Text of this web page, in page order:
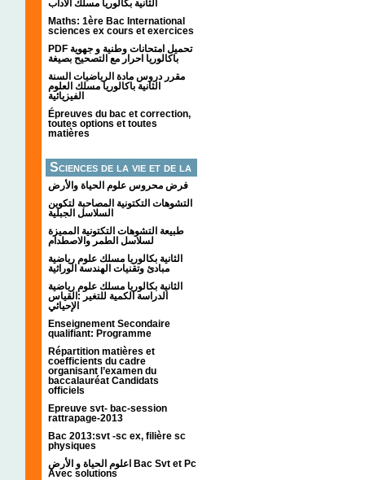
الثانية بكالوريا مسلك الآداب
Maths: 1ère Bac International
sciences ex cours et exercices
PDF تحميل امتحانات وطنية و جهوية
باكالوريا احرار مع التصحيح بصيغة
مقرر دروس مادة الرياضيات السنة
الثانية باكالوريا مسلك العلوم
الفيزيائية
Épreuves du bac et correction,
toutes options et toutes
matières
Sciences de la vie et de la
terre
فرض محروس علوم الحياة والأرض
التشوهات التكتونیة المصاحبة لتكوین
السلاسل الجبلیة
طبيعة التشوهات التكتونية المميزة
لسلاسل الطمر والاصطدام
الثانية بكالوريا مسلك علوم رياضية
مبادئ وتقنيات الهندسة الوراثية
الثانية بكالوريا مسلك علوم رياضية
الدراسة الكمية للتغير :القياس
الإحيائي
Enseignement Secondaire
qualifiant: Programme
Répartition matières et
coefficients du cadre
organisant l’examen du
baccalauréat Candidats
officiels
Epreuve svt- bac-session
rattrapage-2013
Bac 2013:svt -sc ex, filière sc
physiques
اعلوم الحياة و الأرض Bac Svt et Pc
Avec solutions